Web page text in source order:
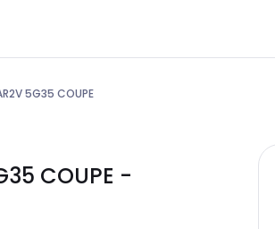
5G35 COUPE
COUPE -